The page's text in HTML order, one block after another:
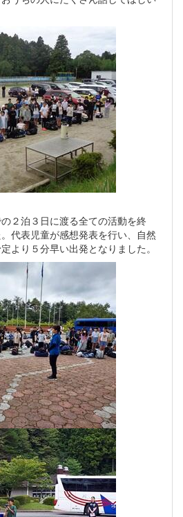
２泊３日に渡る全ての活動を終
代表児童が感想発表を行い、自然
より５分早い出発となりました。